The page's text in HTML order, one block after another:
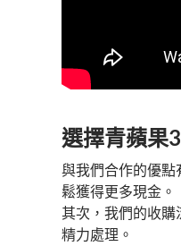
選擇青蘋果
與我們合作的優點
鬆獲得更多現金。
其次，我們的收購
精力處理。